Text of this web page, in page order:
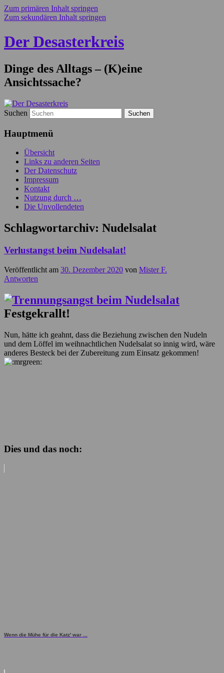
Zum primären Inhalt springen
Zum sekundären Inhalt springen
Der Desasterkreis
Dinge des Alltags – (K)eine
Ansichtssache?
Suchen
Hauptmenü
Übersicht
Links zu anderen Seiten
Der Datenschutz
Impressum
Kontakt
Nutzung durch …
Die Unvollendeten
Schlagwortarchiv: Nudelsalat
Verlustangst beim Nudelsalat!
Veröffentlicht am 30. Dezember 2020 von Mister F.
Antworten
Festgekrallt!
Nun, hätte ich geahnt, dass die Beziehung zwischen den Nudeln
und dem Löffel im weihnachtlichen Nudelsalat so innig wird, wäre
anderes Besteck bei der Zubereitung zum Einsatz gekommen!
Dies und das noch:
Wenn die Mühe für die Katz' war ...